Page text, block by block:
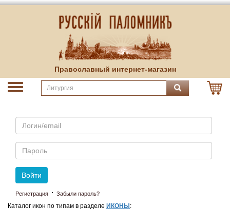
Православный интернет-магазин
Email
Пароль
Войти
Регистрация · Забыли пароль?
Каталог икон по типам в разделе ИКОНЫ :